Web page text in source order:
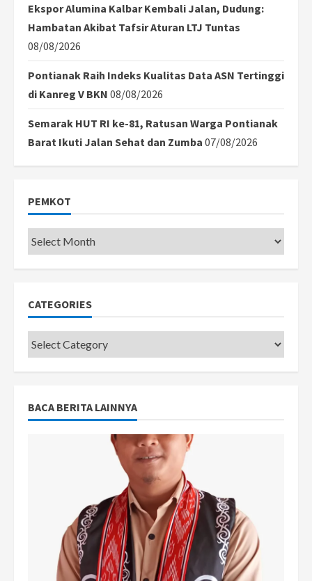
Ekspor Alumina Kalbar Kembali Jalan, Dudung:
Hambatan Akibat Tafsir Aturan LTJ Tuntas
08/08/2026
Pontianak Raih Indeks Kualitas Data ASN Tertinggi
di Kanreg V BKN 08/08/2026
Semarak HUT RI ke-81, Ratusan Warga Pontianak
Barat Ikuti Jalan Sehat dan Zumba 07/08/2026
PEMKOT
Pemkot
CATEGORIES
Categories
BACA BERITA LAINNYA